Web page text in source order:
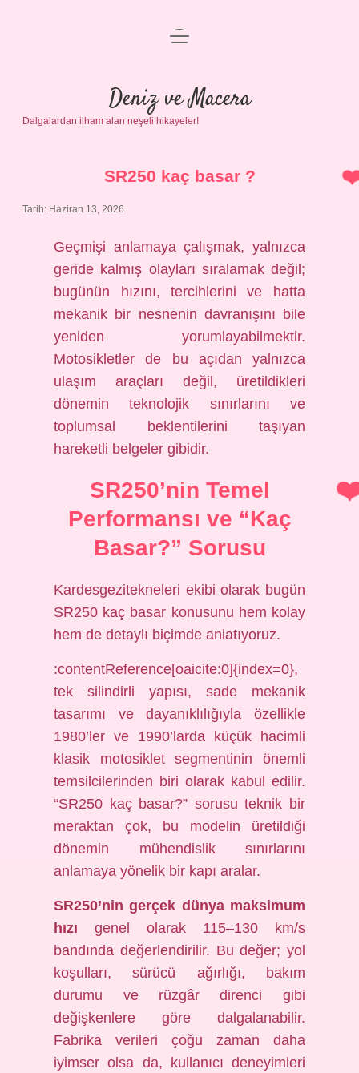
Anasayfa
Gizlilik Politikası
Yasal Uyarı
menüyü
Deniz ve Macera
Dalgalardan ilham alan neşeli hikayeler!
SR250 kaç basar ?
Tarih: Haziran 13, 2026
Geçmişi anlamaya çalışmak, yalnızca
geride kalmış olayları sıralamak değil;
bugünün hızını, tercihlerini ve hatta
mekanik bir nesnenin davranışını bile
yeniden yorumlayabilmektir.
Motosikletler de bu açıdan yalnızca
ulaşım araçları değil, üretildikleri
dönemin teknolojik sınırlarını ve
toplumsal beklentilerini taşıyan
hareketli belgeler gibidir.
SR250’nin Temel
Performansı ve “Kaç
Basar?” Sorusu
Kardesgezitekneleri ekibi olarak bugün
SR250 kaç basar konusunu hem kolay
hem de detaylı biçimde anlatıyoruz.
:contentReference[oaicite:0]{index=0},
tek silindirli yapısı, sade mekanik
tasarımı ve dayanıklılığıyla özellikle
1980’ler ve 1990’larda küçük hacimli
klasik motosiklet segmentinin önemli
temsilcilerinden biri olarak kabul edilir.
“SR250 kaç basar?” sorusu teknik bir
meraktan çok, bu modelin üretildiği
dönemin mühendislik sınırlarını
anlamaya yönelik bir kapı aralar.
SR250’nin gerçek dünya maksimum
hızı genel olarak 115–130 km/s
bandında değerlendirilir. Bu değer; yol
koşulları, sürücü ağırlığı, bakım
durumu ve rüzgâr direnci gibi
değişkenlere göre dalgalanabilir.
Fabrika verileri çoğu zaman daha
iyimser olsa da, kullanıcı deneyimleri